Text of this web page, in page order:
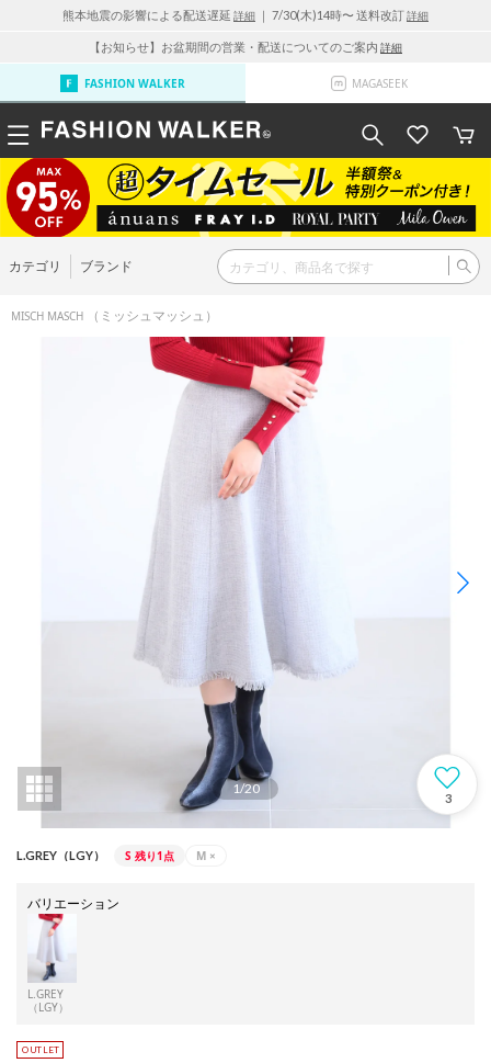
熊本地震の影響による配送遅延 詳細 ｜ 7/30(木)14時〜 送料改訂詳細
【お知らせ】お盆期間の営業・配送についてのご案内 詳細
FASHION WALKER MAGASEEK
カテゴリ ブランド
MISCH MASCH （ミッシュマッシュ）
1/20
3
L.GREY（LGY） S 残り1点 M ×
バリエーション
L.GREY
（LGY）